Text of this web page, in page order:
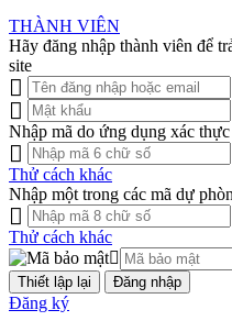
THÀNH VIÊN
Hãy đăng nhập thành viên để
site
Nhập mã do ứng dụng xác
Thử cách khác
Nhập một trong các mã dự
Thử cách khác
Đăng nhập
Đăng ký